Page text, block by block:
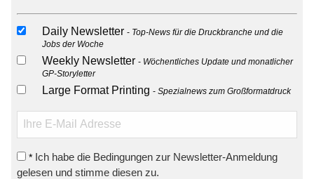
Daily Newsletter
Top-News für die Druckbranche und die
Jobs der Woche
Weekly Newsletter
Wöchentliches Update und monatlicher
GP-Storyletter
Large Format Printing Spezialnews zum Großformatdruck
* Ich habe die Bedingungen zur Newsletter-Anmeldung
gelesen und stimme diesen zu.